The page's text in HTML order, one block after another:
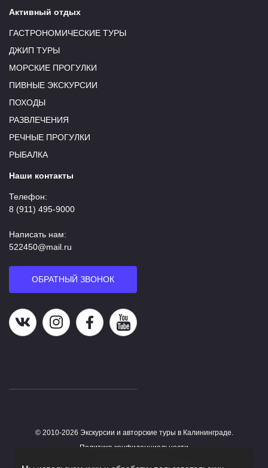
Активный отдых
ГАСТРОНОМИЧЕСКИЕ ТУРЫ
ДЖИП ТУРЫ
МОРСКИЕ ПРОГУЛКИ
ПИВНЫЕ ЭКСКУРСИИ
ПОХОДЫ
РАЗВЛЕЧЕНИЯ
РЕЧНЫЕ ПРОГУЛКИ
РЫБАЛКА
Наши контакты
Телефон:
8 (911) 495-9000
Написать нам:
522450@mail.ru
ОБРАТНЫЙ ЗВОНОК
Наша группа в ВКНаша страница в Instagram
Наша группа в Facebook
Наш канал на YouTube
© 2010-2026 Экскурсии и авторские туры в Калининграде.
Политика конфиденциальности
Работает на HostCMS